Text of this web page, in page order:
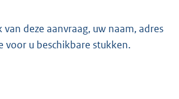
deze aanvraag, uw naam, adres
u beschikbare stukken.